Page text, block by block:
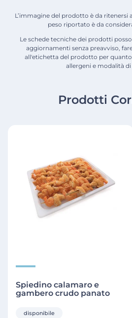
L’immagine del prodotto è da ritenersi
peso riportato è da
Le schede tecniche dei prodotti
aggiornamenti senza preavviso,
all'etichetta del prodotto per
allergeni e modalità di
Prodotti
Spiedino calamaro e
gambero crudo panato
disponibile